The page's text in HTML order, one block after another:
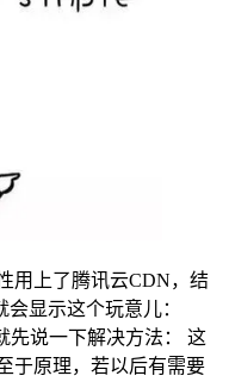
用上了腾讯云CDN，结
显示这个玩意儿：
先说一下解决方法： 这
于原理，若以后有需要